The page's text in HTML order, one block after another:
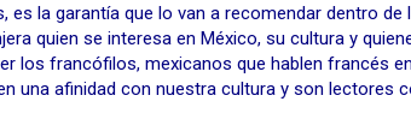
es la garantía que lo van a recomendar dentro
quien se interesa en México, su cultura y
los francófilos, mexicanos que hablen francés
una afinidad con nuestra cultura y son lectores